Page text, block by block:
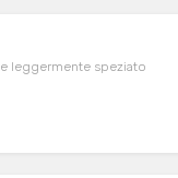
leggermente speziato